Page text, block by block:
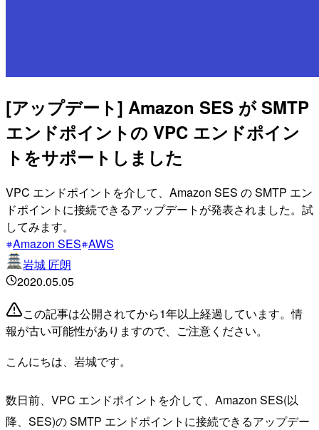
[アップデート] Amazon SES が SMTP
エンドポイントの VPC エンドポイン
トをサポートしました
VPC エンドポイントを介して、Amazon SES の SMTP エン
ドポイントに接続できるアップデートが発表されました。試
してみます。
Amazon SES AWS
岩城 匠朗
2020.05.05
この記事は公開されてから1年以上経過しています。情
報が古い可能性がありますので、ご注意ください。
こんにちは、岩城です。
数日前、VPC エンドポイントを介して、Amazon SES(以
降、SES)の SMTP エンドポイントに接続できるアップデー